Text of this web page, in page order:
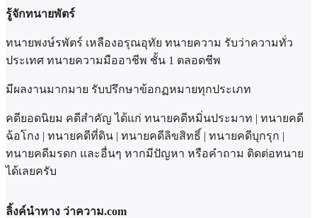
รู้จักทนายพัตร์
ทนายพงษ์รพัตร์ เหลืองอรุณอุทัย ทนายความ รับว่าความทั่ว
ประเทศ ทนายความมืออาชีพ ชั้น 1 ตลอดชีพ
มีผลงานมากมาย รับปรึกษาข้อกฏหมายทุกประเภท
คดียอดนิยม คดีสำคัญ ได้แก่ ทนายคดีหมิ่นประมาท | ทนายคดี
ฉ้อโกง | ทนายคดีที่ดิน | ทนายคดีลิขสิทธิ์ | ทนายคดีบุกรุก |
ทนายคดีมรดก และอื่นๆ หากมีปัญหา หรือคำถาม ติดต่อทนาย
ได้เลยครับ
ลิ้งค์นำทาง ว่าความ.com